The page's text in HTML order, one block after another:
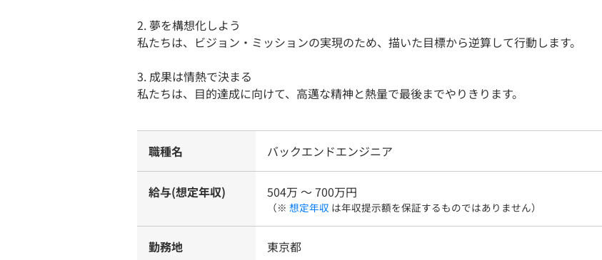
2. 夢を構想化しよう
私たちは、ビジョン・ミッションの実現のため、描いた目標から逆算して行動します。
3. 成果は情熱で決まる
私たちは、目的達成に向けて、高邁な精神と熱量で最後までやりきります。
職種名 バックエンドエンジニア
給与(想定年収) 504万 〜 700万円
（※ 想定年収 は年収提示額を保証するものではありません）
勤務地 東京都